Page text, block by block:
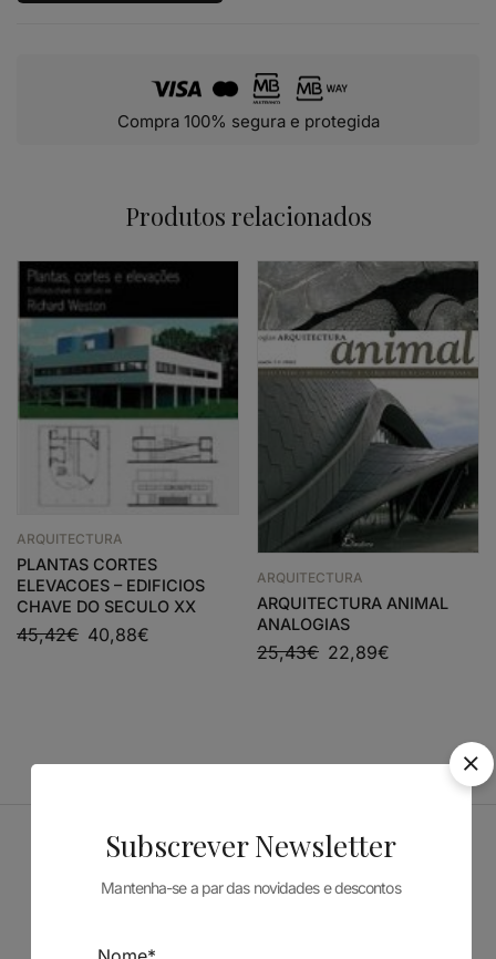
Compra 100% segura e protegida
Produtos relacionados
ARQUITECTURA
PLANTAS CORTES
ELEVACOES – EDIFICIOS
CHAVE DO SECULO XX
45,42€ 40,88€
ARQUITECTURA
ARQUITECTURA ANIMAL
ANALOGIAS
25,43€ 22,89€
Subscrever Newsletter
Mantenha-se a par das novidades e descontos